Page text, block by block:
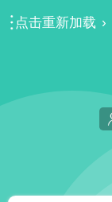
点击重新加载 ›